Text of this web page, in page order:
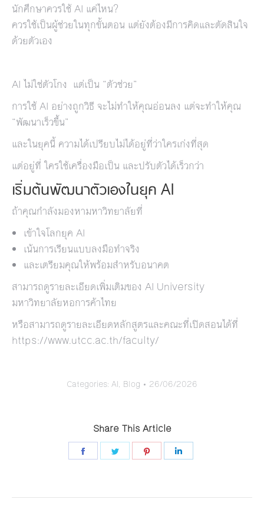
นักศึกษาควรใช้ AI แค่ไหน?
ควรใช้เป็นผู้ช่วยในทุกขั้นตอน แต่ยังต้องมีการคิดและตัดสินใจ
ด้วยตัวเอง
AI ไม่ใช่ตัวโกง แต่เป็น “ตัวช่วย”
การใช้ AI อย่างถูกวิธี จะไม่ทำให้คุณอ่อนลง แต่จะทำให้คุณ
“พัฒนาเร็วขึ้น”
และในยุคนี้ ความได้เปรียบไม่ได้อยู่ที่ว่าใครเก่งที่สุด
แต่อยู่ที่ ใครใช้เครื่องมือเป็น และปรับตัวได้เร็วกว่า
เริ่มต้นพัฒนาตัวเองในยุค AI
ถ้าคุณกำลังมองหามหาวิทยาลัยที่
เข้าใจโลกยุค AI
เน้นการเรียนแบบลงมือทำจริง
และเตรียมคุณให้พร้อมสำหรับอนาคต
สามารถดูรายละเอียดเพิ่มเติมของ AI University
มหาวิทยาลัยหอการค้าไทย
หรือสามารถดูรายละเอียดหลักสูตรและคณะที่เปิดสอนได้ที่
https://www.utcc.ac.th/faculty/
Categories: AI, Blog 26/06/2026
Share This Article
Share
Share
Share